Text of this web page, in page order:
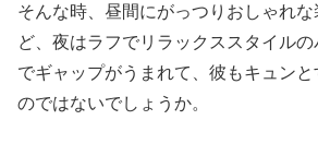
そんな時、昼間にがっつりおしゃれ
ど、夜はラフでリラックススタイル
でギャップがうまれて、彼もキュン
のではないでしょうか。